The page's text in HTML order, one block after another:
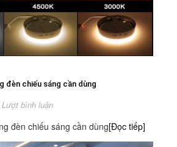
đèn chiếu sáng cần dùng
Lượt bình luận
đèn chiếu sáng cần dùng[Đọc tiếp]